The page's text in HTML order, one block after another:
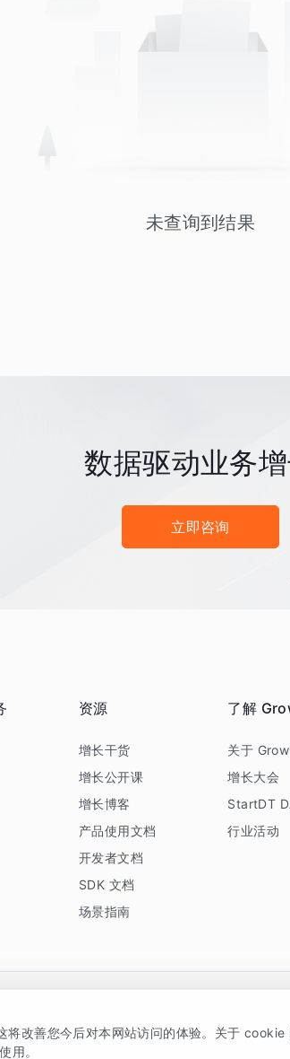
未查询到结果
数据驱动业务
立即咨询
资源
增长干货
增长公开课
增长博客
产品使用文档
开发者文档
SDK 文档
场景指南
了解
关于
增长大会
StartDT
行业活动
号
改善您今后对本网站访问的体验。关于
用。